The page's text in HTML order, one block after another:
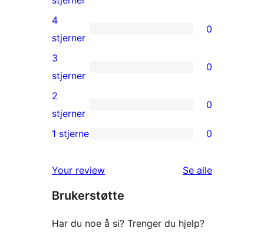
5-
star
review
0
4-
star
reviews
4
stjerner
0
0
3-
star
reviews
3
stjerner
0
0
2-
reviews
2
stjerner
0
star
reviews
1 stjerne 0
Your review Se alleomtalene
Brukerstøtte
Har du noe å si? Trenger du hjelp?